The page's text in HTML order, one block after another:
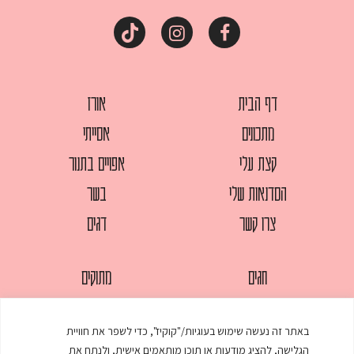
באתר זה נעשה שימוש בעוגיות/"קוקיז", כדי לשפר את חוויית
הגלישה, להציג מודעות או תוכן מותאמים אישית, ולנתח את
דף הבית
מתכונים
קצת עלי
הסדנאות שלי
צרו קשר
אורז
אסייתי
אפויים בתנור
בשר
דגים
חגים
מאפים
מתוקים
עוגות